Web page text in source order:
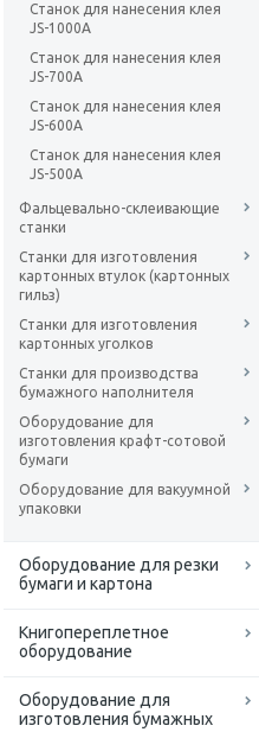
Станок для нанесения клея
JS-1000A
Станок для нанесения клея
JS-700A
Станок для нанесения клея
JS-600A
Станок для нанесения клея
JS-500A
Фальцевально-склеивающие
станки
Станки для изготовления
картонных втулок (картонных
гильз)
Станки для изготовления
картонных уголков
Станки для производства
бумажного наполнителя
Оборудование для
изготовления крафт-сотовой
бумаги
Оборудование для вакуумной
упаковки
Оборудование для резки
бумаги и картона
Книгопереплетное
оборудование
Оборудование для
изготовления бумажных